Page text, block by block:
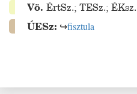
Vö. ÉrtSz.; TESz.; ÉKsz.
ÚESz: ↪fisztula